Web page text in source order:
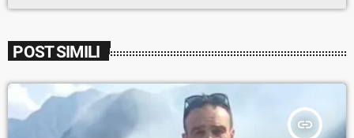
POST SIMILI
insert_link